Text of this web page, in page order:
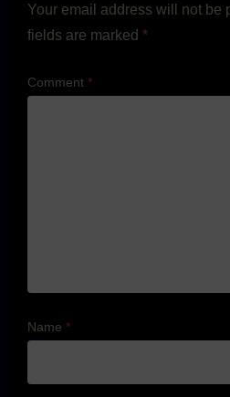
Your email address will not be
fields are marked *
Comment *
Name *